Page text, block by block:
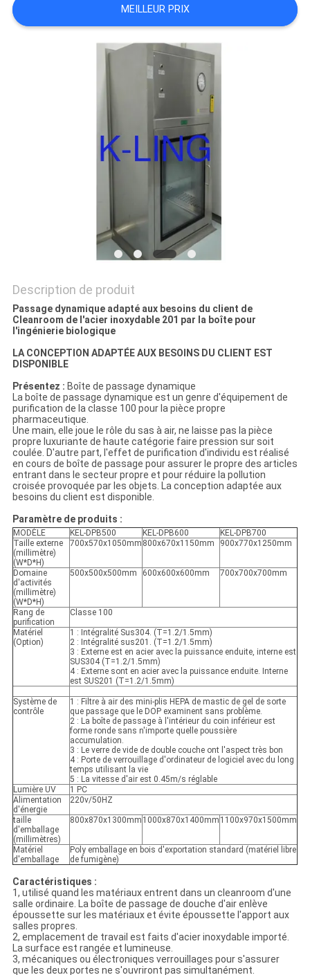
NOUVELLES
MEILLEUR PRIX
Description de produit
Passage dynamique adapté aux besoins du client de
Cleanroom de l'acier inoxydable 201 par la boîte pour
l'ingénierie biologique
LA CONCEPTION ADAPTÉE AUX BESOINS DU CLIENT EST
DISPONIBLE
Présentez : Boîte de passage dynamique
La boîte de passage dynamique est un genre d'équipement de
purification de la classe 100 pour la pièce propre
pharmaceutique.
Une main, elle joue le rôle du sas à air, ne laisse pas la pièce
propre luxuriante de haute catégorie faire pression sur soit
coulée. D'autre part, l'effet de purification d'individu est réalisé
en cours de boîte de passage pour assurer le propre des articles
entrant dans le secteur propre et pour réduire la pollution
croisée provoquée par les objets. La conception adaptée aux
besoins du client est disponible.
Paramètre de produits :
MODÈLE KEL-DPB500 KEL-DPB600
KEL-DPB700
Taille externe
(millimètre)
(W*D*H)
700x570x1050mm 800x670x1150mm 900x770x1250mm
Domaine
d'activités
(millimètre)
(W*D*H)
500x500x500mm 600x600x600mm 700x700x700mm
Rang de
purification
Classe 100
Matériel
(Option)
1 : Intégralité Sus304. (T=1.2/1.5mm)
2 : Intégralité sus201. (T=1.2/1.5mm)
3 : Externe est en acier avec la puissance enduite, interne est
SUS304 (T=1.2/1.5mm)
4 : Externe sont en acier avec la puissance enduite. Interne
est SUS201 (T=1.2/1.5mm)
Système de
contrôle
1 : Filtre à air des mini-plis HEPA de mastic de gel de sorte
que passage que le DOP examinent sans problème.
2 : La boîte de passage à l'intérieur du coin inférieur est
forme ronde sans n'importe quelle poussière
accumulation.
3 : Le verre de vide de double couche ont l'aspect très bon
4 : Porte de verrouillage d'ordinateur de logiciel avec du long
temps utilisant la vie
5 : La vitesse d'air est 0.45m/s réglable
Lumière UV
1 PC
Alimentation
d'énergie
220v/50HZ
taille
d'emballage
(millimètres)
800x870x1300mm 1000x870x1400mm 1100x970x1500mm
Matériel
d'emballage
Poly emballage en bois d'exportation standard (matériel libre
de fumigène)
Caractéristiques :
1, utilisé quand les matériaux entrent dans un cleanroom d'une
salle ordinaire. La boîte de passage de douche d'air enlève
époussette sur les matériaux et évite époussette l'apport aux
salles propres.
2, emplacement de travail est faits d'acier inoxydable importé.
La surface est rangée et lumineuse.
3, mécaniques ou électroniques verrouillages pour s'assurer
que les deux portes ne s'ouvriront pas simultanément.